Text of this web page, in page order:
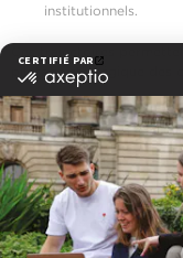
institutionnels.
Ces trajectoires
pilotage stratégique des
> Salaire débutant :
structure.
> Lieux d’exercice :
institutions publiques,